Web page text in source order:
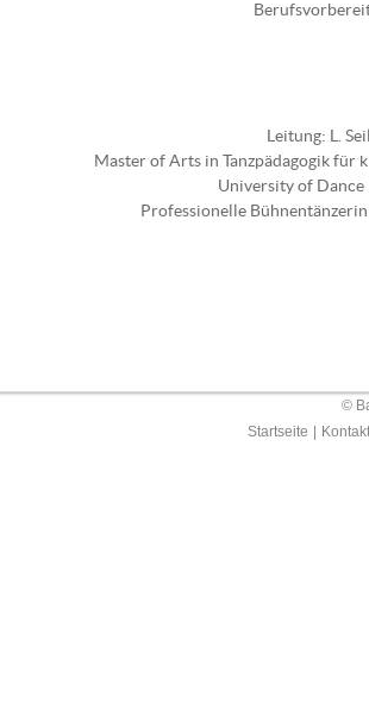
Leitung: L.
Master of Arts in Tanzpädagogik für
University of Dance
Professionelle
©
Startseite
Kontakt